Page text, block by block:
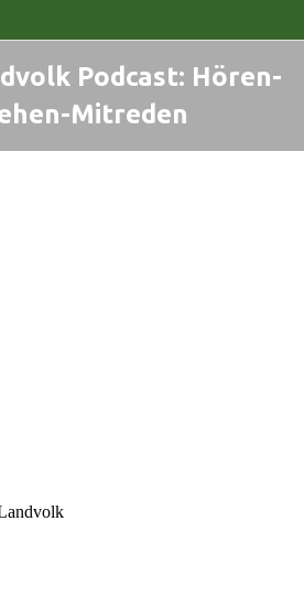
Podcast: Hören-
Mitreden